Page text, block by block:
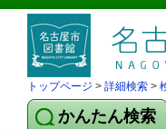
トップページ > 詳細検索 >
かんたん検索